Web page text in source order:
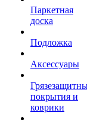
Паркетная
доска
Подложка
Аксессуары
покрытия и
коврики